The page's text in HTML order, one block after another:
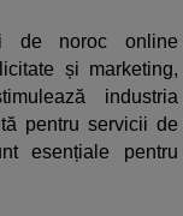
de noroc online
și marketing,
industria
pentru servicii de
esențiale pentru